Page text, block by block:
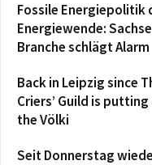
Fossile Energiepolitik
Energiewende:
Branche schlägt Alarm
Back in Leipzig since
Criers’ Guild is
the Völki
Seit Donnerstag